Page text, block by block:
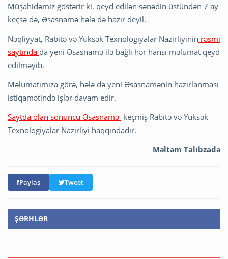
Müşahidəmiz göstərir ki, qeyd edilən sənədin üstündən 7 ay
keçsə də, Əsasnamə hələ də hazır deyil.
Nəqliyyat, Rabitə və Yüksək Texnologiyalar Nazirliyinin rəsmi
saytında da yeni Əsasnamə ilə bağlı hər hansı məlumat qeyd
edilməyib.
Məlumatımıza görə, hələ də yeni Əsasnamənin hazırlanması
istiqamətində işlər davam edir.
Saytda olan sonuncu Əsasnamə keçmiş Rabitə və Yüksək
Texnologiyalar Nazirliyi haqqındadır.
Məltəm Talıbzadə
Paylaş Tweet
ŞƏRHLƏR